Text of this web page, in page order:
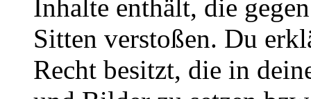
Inhalte enthält, die
Sitten verstoßen. Du
Recht besitzt, die in